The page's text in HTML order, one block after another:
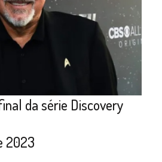
da série Discovery
2023